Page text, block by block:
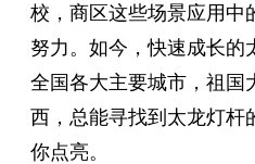
校，商区这些场景应用中
努力。如今，快速成长的
全国各大主要城市，祖国
西，总能寻找到太龙灯杆
你点亮。